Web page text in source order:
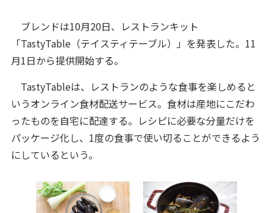
ブレンドは10月20日、レストランキット
「TastyTable（テイスティテーブル）」を発表した。11
月1日から提供開始する。
TastyTableは、レストランのような食事を楽しめると
いうオンライン食材配送サービス。食材は産地にこだわ
ったものを自宅に配達する。レシピに必要な分量だけを
パッケージ化し、1度の食事で使い切ることができるよう
にしているという。